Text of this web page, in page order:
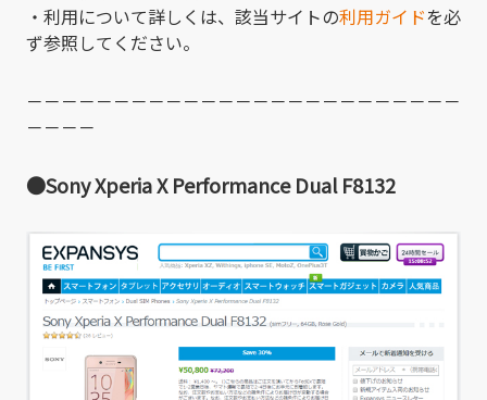
・利用について詳しくは、該当サイトの利用ガイドを必
ず参照してください。
－－－－－－－－－－－－－－－－－－－－－－－－－
－－－－
●Sony Xperia X Performance Dual F8132